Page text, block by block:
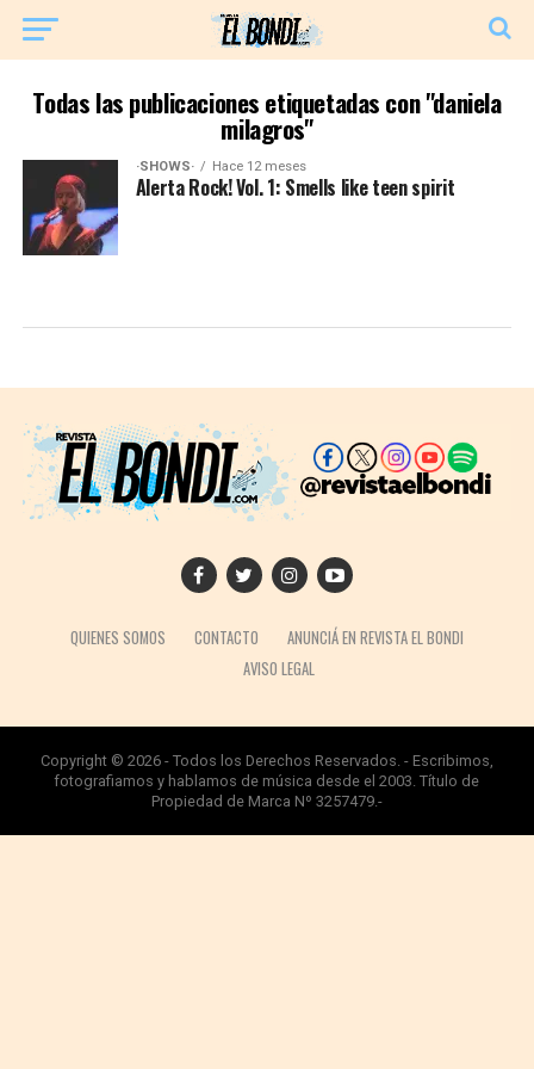
Todas las publicaciones etiquetadas con "daniela
milagros"
·SHOWS· Hace 12 meses
Alerta Rock! Vol. 1: Smells like teen spirit
QUIENES SOMOS CONTACTO
ANUNCIÁ EN REVISTA EL BONDI
AVISO LEGAL
Copyright © 2026 - Todos los Derechos Reservados. - Escribimos,
fotografiamos y hablamos de música desde el 2003. Título de
Propiedad de Marca Nº 3257479.-